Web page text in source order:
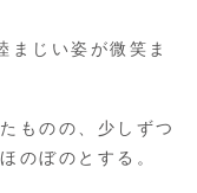
まじい姿が微笑ま
ものの、少しずつ
のぼのとする。